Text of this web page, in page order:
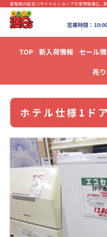
高知県の総合リサイクルショップお宝市場満Q。
営業時間：
TOP 新入荷情報 セール
売
新入荷・セール情報・
ホテル仕様1ド